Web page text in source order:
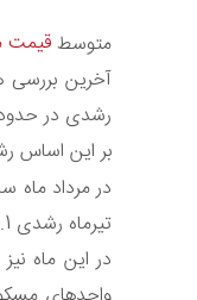
متوسطقیمت
آخرین
رشدی در حدود 6.2 درصد در مرداد ماه سال جاری نسبت به ماه مشابه سال قبل به 4 میلیون و 670 هزار تومان
بر این اساس
در مرداد ماه
تیرماه رشدی 6.1 درصدی را نشان می دهد اما نسبت به ماه مشابه سال قبل افزایشی برابر با 23.7 درصد را تجربه کرده است.